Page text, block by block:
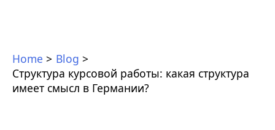
Home
Blog
Структура курсовой работы: какая структура
имеет смысл в Германии?